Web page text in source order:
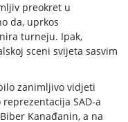
preokret u
da, uprkos
turneju. Ipak,
sceni svijeta sasvim
zanimljivo vidjeti
SAD-a
Kanađanin, a na